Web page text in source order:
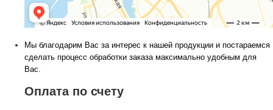
Мы благодарим Вас за интерес к нашей продукции и постараемся
сделать процесс обработки заказа максимально удобным для
Вас.
Оплата по счету